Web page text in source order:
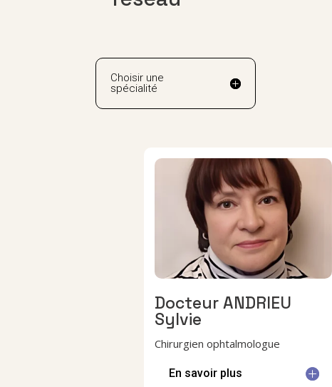
Choisir une
spécialité
Docteur ANDRIEU
Sylvie
Chirurgien ophtalmologue
En savoir plus